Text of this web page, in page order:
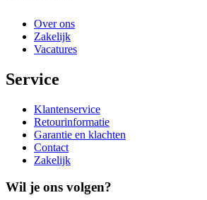
Over ons
Zakelijk
Vacatures
Service
Klantenservice
Retourinformatie
Garantie en klachten
Contact
Zakelijk
Wil je ons volgen?